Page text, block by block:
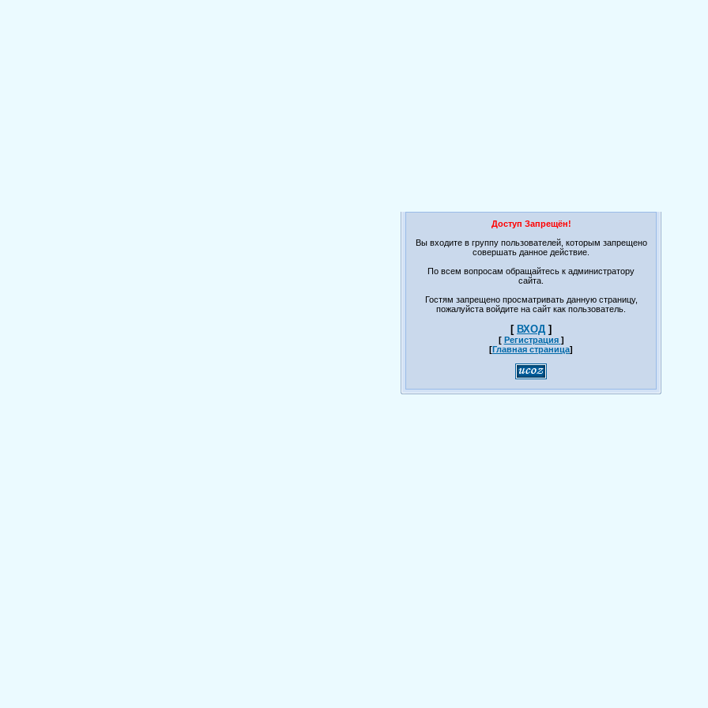
Доступ Запрещён!
Вы входите в группу пользователей, которым запрещено
совершать данное действие.
По всем вопросам обращайтесь к администратору
сайта.
Гостям запрещено просматривать данную страницу,
пожалуйста войдите на сайт как пользователь.
[ ВХОД ]
[ Регистрация ]
[Главная страница]